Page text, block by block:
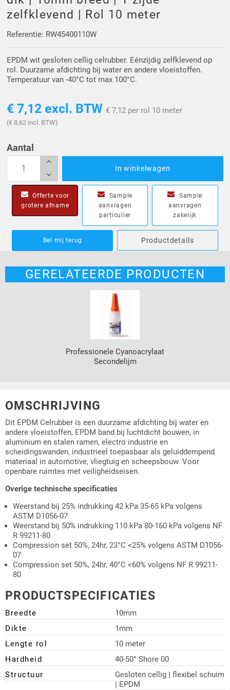
Driehoek/Wig profielen
Silicone U Profielen
Luikenpakking
Oploopprofielen
Hoekprofielen
O-ringen
zelfklevend | Rol 10 meter
Referentie: RW45400110W
EPDM wit gesloten cellig celrubber. Eénzijdig zelfklevend op
rol. Duurzame afdichting bij water en andere vloeistoffen.
Temperatuur van -40°C tot max 100°C.
€ 7,12 excl. BTW € 7,12 per rol 10 meter
(€ 8,62 incl. BTW)
Aantal
In winkelwagen
Offerte voor
grotere afname
Sample
aanvragen
particulier
Sample
aanvragen
zakelijk
Bel mij terug Productdetails
GERELATEERDE PRODUCTEN
Professionele Cyanoacrylaat
Secondelijm
OMSCHRIJVING
Dit EPDM Celrubber is een duurzame afdichting bij water en
andere vloeistoffen, EPDM band bij luchtdicht bouwen, in
aluminium en stalen ramen, electro industrie en
scheidingswanden, industrieel toepasbaar als geluiddempend
materiaal in automotive, vliegtuig en scheepsbouw. Voor
openbare ruimtes met veiligheidseisen.
Overige technische specificaties
Weerstand bij 25% indrukking 42 kPa 35-65 kPa volgens
ASTM D1056-07
Weerstand bij 50% indrukking 110 kPa 80-160 kPa volgens NF
R 99211-80
Compression set 50%, 24hr, 23°C <25% volgens ASTM D1056-
07
Compression set 50%, 24hr, 40°C <60% volgens NF R 99211-
80
PRODUCTSPECIFICATIES
Breedte
10mm
Dikte
1mm
Lengte rol
10 meter
Hardheid
40-50° Shore 00
Structuur
Gesloten cellig | flexibel schuim
| EPDM